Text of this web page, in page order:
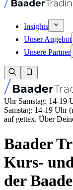
Insights
Unser Angebot
Unsere Partner
Uhr Samstag: 14-19
Samstag: 14-19 Uhr
auf gettex. Über
Baader
Kurs-
der